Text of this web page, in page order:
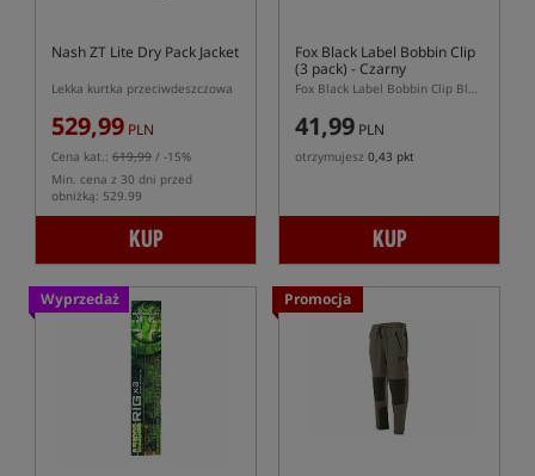
Nash ZT Lite Dry Pack Jacket
Lekka kurtka przeciwdeszczowa
529,99 PLN
Cena kat.: 619,99 / -15%
Min. cena z 30 dni przed
obniżką: 529.99
KUP
Fox Black Label Bobbin Clip
(3 pack) - Czarny
Fox Black Label Bobbin Clip Black 3 pack – czarne klipsy do hangerów Fox
41,99 PLN
otrzymujesz 0,43 pkt
KUP
Wyprzedaż Promocja